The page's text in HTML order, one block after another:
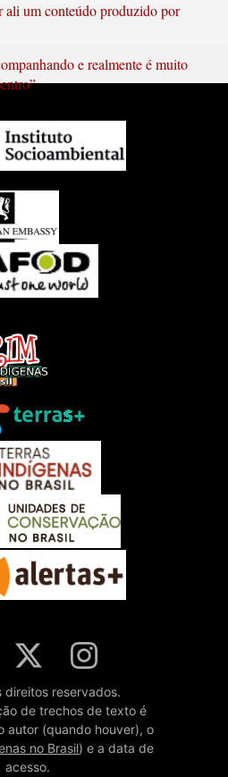
um conteúdo produzido por
e realmente é muito